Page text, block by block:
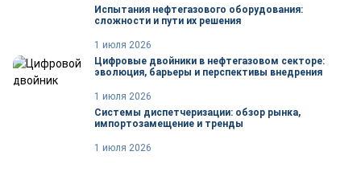
Испытания нефтегазового оборудования:
сложности и пути их решения
1 июля 2026
Цифровые двойники в нефтегазовом секторе:
эволюция, барьеры и перспективы внедрения
1 июля 2026
Системы диспетчеризации: обзор рынка,
импортозамещение и тренды
1 июля 2026